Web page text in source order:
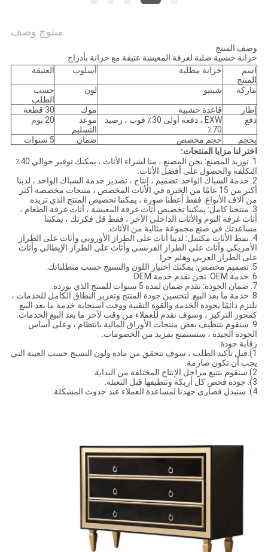
منتوج وصف
وصف المنتج
خزانة خشبية صلبة لغرفة المعيشة عتيقة مع خزانة بأدراج
اسم
المنتج
خزانة مطلية أسلوب العتيقة
ماركة شينيو لون
حسب
الطلب
إطار
قاعدة خشبية موك
30 قطعة
دفع
EXW ، دفعة أولى 30٪ فوب ، رصيد
70٪
موعد
التسليم
20 يوم
بحجم حجم مخصص ضمان
5 سنوات
اختر لنا مزايا المنتجات:
1. توريد المصنع: نحن المصنع ، منا لشراء الأثاث ، يمكنك توفير حوالي 40٪
التكلفة والحصول على أفضل الأثاث.
2. خدمة الشباك الواحد: تصميم ، إنتاج ، تصدير خدمة الشباك الواحد ، لدينا
أكثر من 15 عامًا من الخبرة في الأثاث المخصص ، منتجات مخصصة أكثر
من آلاف الأنواع. فقط أعطنا صورة ، يمكننا تخصيص المنتج الذي تريده.
3. منتجنا كامل: يمكننا تخصيص أثاث غرفة المعيشة ، أثاث غرفة الطعام ،
أثاث غرفة النوم والأثاث الداخلي الآخر ، فقط قل فكرتك ، يمكننا
مساعدتك في صنع مجموعة مثالية من الأثاث.
4. نمط الأثاث مكتمل: لدينا أثاث على الطراز الأوروبي وأثاث على الطراز
الأمريكي وأثاث على الطراز الفرنسي وأثاث على الطراز الإيطالي وأثاث
على الطراز العربي وهلم جرا.
5. تصميم مخصص: يمكنك اختيار اللون والنسيج حسب متطلباتك.
6. خدمة OEM: نحن نقدم خدمة OEM.
7. ضمان الجودة: نقدم ضمان لمدة 5 سنوات للمنتج الذي نورده.
8. خدمة ما بعد البيع: لتحسين جودة المنتج وتعزيز النطاق الكامل للخدمات ،
نلتزم دائمًا بجودة الخدمة والقوة التقنية ووقت استجابة خدمة ما بعد البيع
كمحور التركيز ، وسوف نقدم للعملاء من وقت لآخر ما بعد البيع الخدمات.
9. سنقوم بتنظيف بعض منتجات الأوراق المالية بانتظام ، وعلى أساس
الجودة الجيدة ، ستستمتع بمزيد من الخصومات.
رقابة جودة:
1).قبل تأكيد الطلب ، سوف نتحقق من مادة ولون النسيج حسب العينة التي
يجب أن تكون صارمة.
2).سنقوم بتتبع مراحل الإنتاج المختلفة من البداية.
3). جودة فحص كل أريكة وتنظيفها قبل التعبئة.
4). سنبذل قصارى جهدنا لمساعدة العملاء عند حدوث المشكلة.